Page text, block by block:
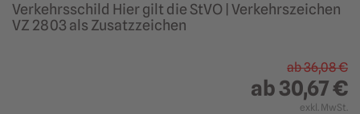
Verkehrsschild Hier gilt die StVO | Verkehrszeichen
VZ 2803 als Zusatzzeichen
ab36,08 €
ab30,67 €
exkl. MwSt.